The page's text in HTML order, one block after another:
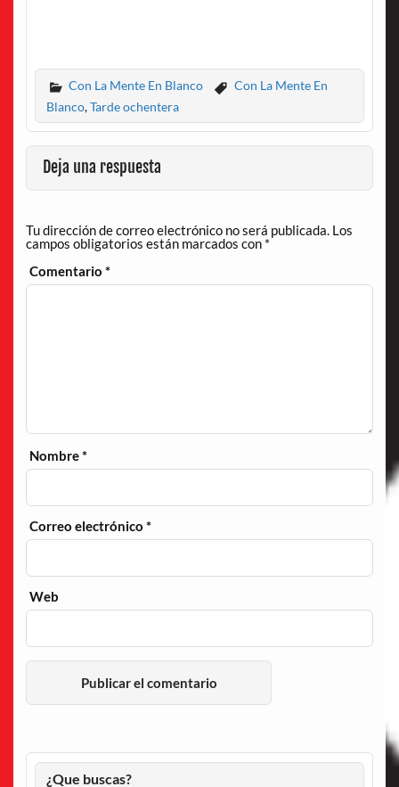
Con La Mente En Blanco
Con La Mente En
Blanco,Tarde ochentera
Deja una respuesta
Tu dirección de correo electrónico no será publicada. Los
campos obligatorios están marcados con *
Comentario*
Nombre*
Correo electrónico*
Web
¿Que buscas?